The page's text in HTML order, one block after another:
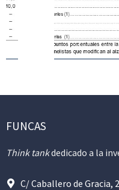
FUNCAS
Think tankdedicado a la
C/ Caballero de Gracia,